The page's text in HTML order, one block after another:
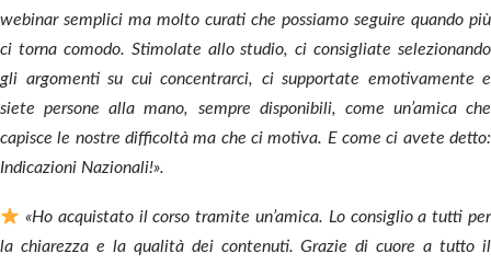
webinar semplici ma molto curati che possiamo seguire quando più
ci torna comodo. Stimolate allo studio, ci consigliate selezionando
gli argomenti su cui concentrarci, ci supportate emotivamente e
siete persone alla mano, sempre disponibili, come un’amica che
capisce le nostre difficoltà ma che ci motiva. E come ci avete detto:
Indicazioni Nazionali!».
«Ho acquistato il corso tramite un’amica. Lo consiglio a tutti per
la chiarezza e la qualità dei contenuti. Grazie di cuore a tutto il